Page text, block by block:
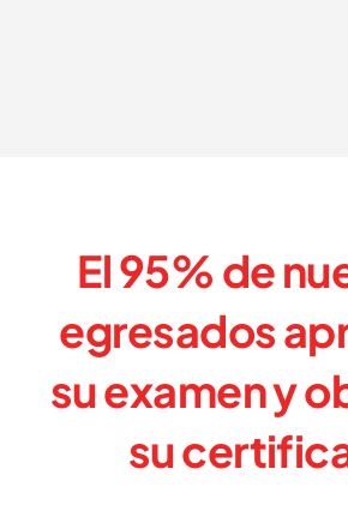
El 95% de
egresados
su examen y
su